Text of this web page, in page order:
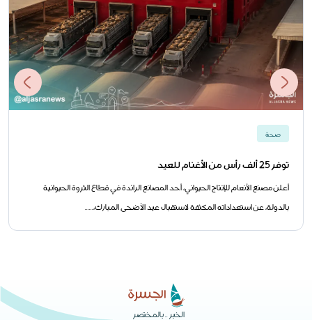
صحة
توفر 25 ألف رأس من الأغنام للعيد
أعلن مصنع الأنعام للإنتاج الحيواني، أحد المصانع الرائدة في قطاع الثروة الحيوانية
بالدولة، عن استعداداته المكثفة لاستقبال عيد الأضحى المبارك،......
الخبر .. بالمختصر